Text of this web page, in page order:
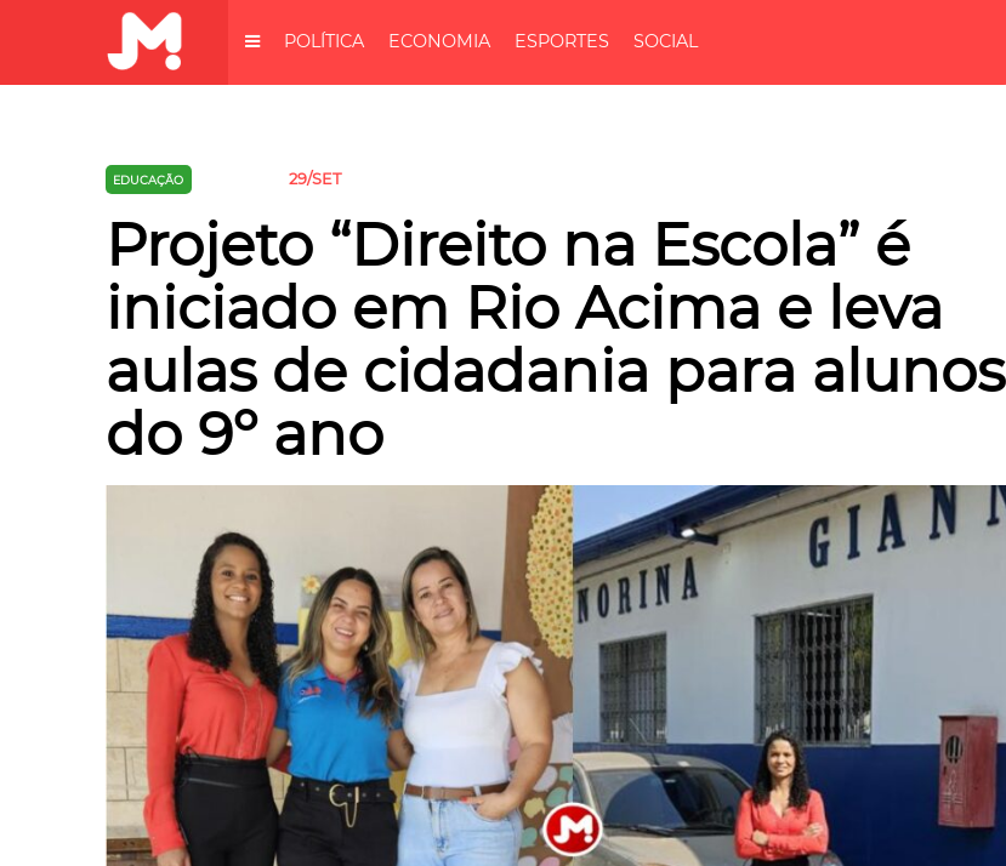
POLÍTICA ECONOMIA ESPORTES SOCIAL
EDUCAÇÃO 29/SET
Projeto “Direito na Escola” é
iniciado em Rio Acima e leva
aulas de cidadania para alunos
do 9º ano